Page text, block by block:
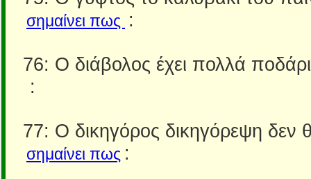
σημαίνει πως :
76: Ο διάβολος έχει πολλά
:
77: Ο δικηγόρος δικηγόρεψη δεν
σημαίνει πως :